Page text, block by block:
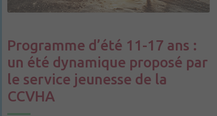
Programme d’été 11-17 ans :
un été dynamique proposé par
le service jeunesse de la
CCVHA